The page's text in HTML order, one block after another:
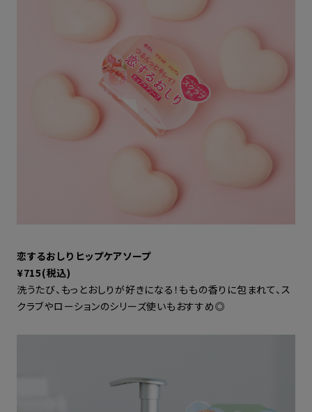
恋するおしり ヒップケアソープ
¥715(税込)
洗うたび、もっとおしりが好きになる！ももの香りに包まれて、ス
クラブやローションのシリーズ使いもおすすめ◎